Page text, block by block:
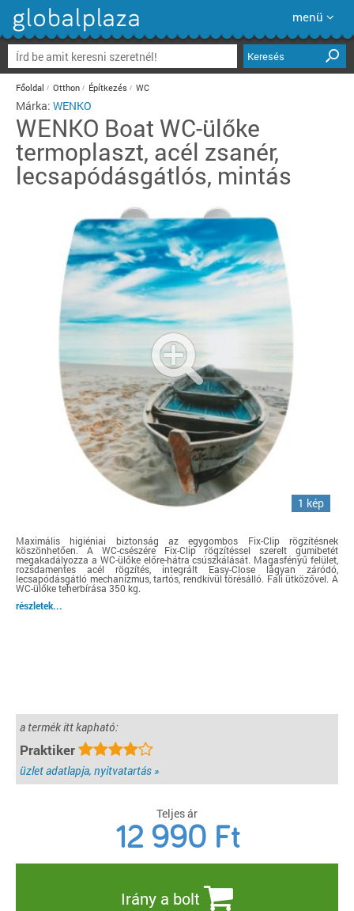
menü
Keresés
Főoldal Otthon Építkezés WC
Márka: WENKO
WENKO Boat WC-ülőke
termoplaszt, acél zsanér,
lecsapódásgátlós, mintás
1 kép
Maximális higiéniai biztonság az egygombos Fix-Clip rögzítésnek
köszönhetően. A WC-csészére Fix-Clip rögzítéssel szerelt gumibetét
megakadályozza a WC-ülőke előre-hátra csúszkálását. Magasfényű felület,
rozsdamentes acél rögzítés, integrált Easy-Close lágyan záródó,
lecsapódásgátló mechanizmus, tartós, rendkívül törésálló. Fali ütközővel. A
WC-ülőke teherbírása 350 kg.
részletek...
a termék itt kapható:
Praktiker
üzlet adatlapja, nyitvatartás »
Teljes ár
12 990 Ft
Irány a bolt